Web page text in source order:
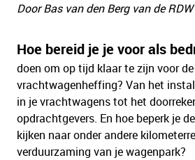
Door Bas van den Berg van de RDW
Hoe bereid je je voor als
doen om op tijd klaar te zijn voor de
vrachtwagenheffing? Van het
in je vrachtwagens tot het
opdrachtgevers. En hoe beperk je
kijken naar onder andere
verduurzaming van je wagenpark?